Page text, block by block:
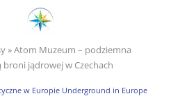
»Atom Muzeum – podziemna
jądrowej w Czechach
w Europie Underground in Europe